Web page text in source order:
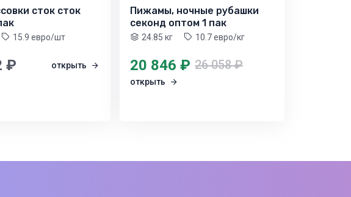
сток сток
15.9 евро/шт
₽ открыть
Пижамы, ночные рубашки
секонд оптом 1 пак
24.85 кг 10.7 евро/кг
20 846 ₽ 26 058 ₽
открыть